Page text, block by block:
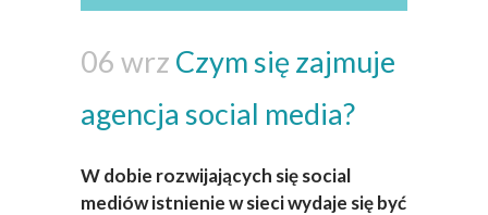
06 wrz Czym się zajmuje
agencja social media?
W dobie rozwijających się social
mediów istnienie w sieci wydaje się być